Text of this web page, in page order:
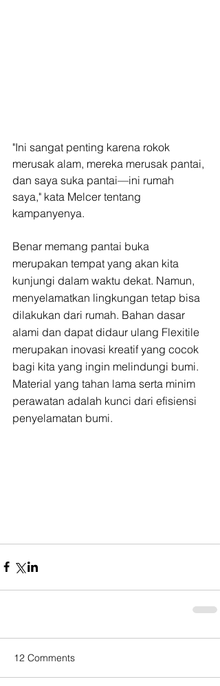
"Ini sangat penting karena rokok
merusak alam, mereka merusak pantai,
dan saya suka pantai—ini rumah
saya," kata Melcer tentang
kampanyenya.
Benar memang pantai buka
merupakan tempat yang akan kita
kunjungi dalam waktu dekat. Namun,
menyelamatkan lingkungan tetap bisa
dilakukan dari rumah. Bahan dasar
alami dan dapat didaur ulang Flexitile
merupakan inovasi kreatif yang cocok
bagi kita yang ingin melindungi bumi.
Material yang tahan lama serta minim
perawatan adalah kunci dari efisiensi
penyelamatan bumi.
12 Comments